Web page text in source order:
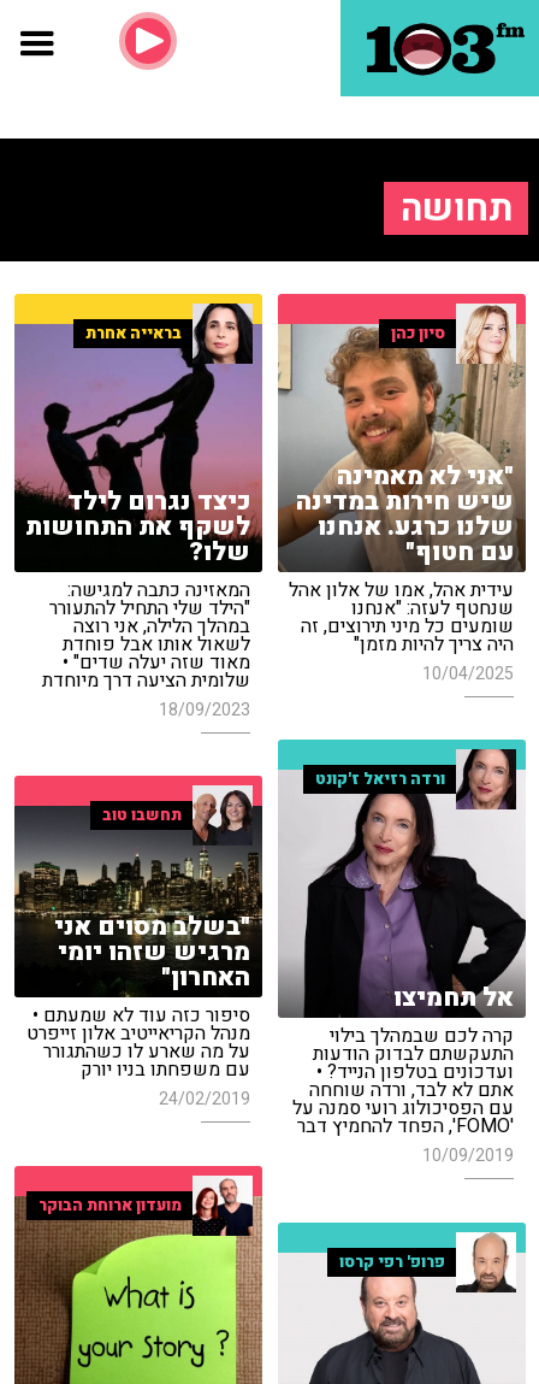
תחושה
סיון כהן
"אני לא מאמינה
שיש חירות במדינה
שלנו כרגע. אנחנו
עם חטוף"
עידית אהל, אמו של אלון אהל
שנחטף לעזה: "אנחנו
שומעים כל מיני תירוצים, זה
היה צריך להיות מזמן"
10/04/2025
בראייה אחרת
כיצד נגרום לילד
לשקף את התחושות
שלו?
המאזינה כתבה למגישה:
"הילד שלי התחיל להתעורר
במהלך הלילה, אני רוצה
לשאול אותו אבל פוחדת
מאוד שזה יעלה שדים" •
שלומית הציעה דרך מיוחדת
18/09/2023
ורדה רזיאל ז'קונט
אל תחמיצו
קרה לכם שבמהלך בילוי
התעקשתם לבדוק הודעות
ועדכונים בטלפון הנייד? •
אתם לא לבד, ורדה שוחחה
עם הפסיכולוג רועי סמנה על
'FOMO', הפחד להחמיץ דבר
10/09/2019
תחשבו טוב
"בשלב מסוים אני
מרגיש שזהו יומי
האחרון"
סיפור כזה עוד לא שמעתם •
מנהל הקריאייטיב אלון זייפרט
על מה שארע לו כשהתגורר
עם משפחתו בניו יורק
24/02/2019
מועדון ארוחת הבוקר
פרופ' רפי קרסו